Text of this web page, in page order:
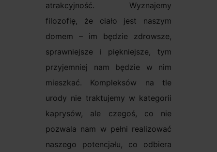
atrakcyjność. Wyznajemy
filozofię, że ciało jest naszym
domem – im będzie zdrowsze,
sprawniejsze i piękniejsze, tym
przyjemniej nam będzie w nim
mieszkać. Kompleksów na tle
urody nie traktujemy w kategorii
kaprysów, ale czegoś, co nie
pozwala nam w pełni realizować
naszego potencjału, co odbiera